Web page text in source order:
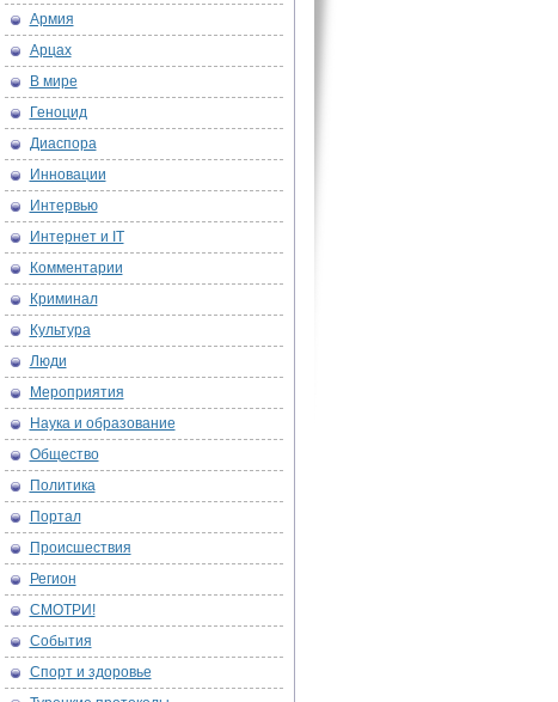
Армия
Арцах
В мире
Геноцид
Диаспора
Инновации
Интервью
Интернет и IT
Комментарии
Криминал
Культура
Люди
Мероприятия
Наука и образование
Общество
Политика
Портал
Происшествия
Регион
СМОТРИ!
События
Спорт и здоровье